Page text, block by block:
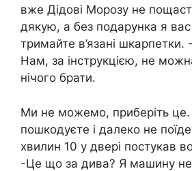
вже Дідові Морозу не
дякую, а без подарунка я
тримайте в’язані
Нам, за інструкцією, не
нічого брати.
Ми не можемо, приберіть
пошкодуєте і далеко не
хвилин 10 у двері постукав
-Це що за дива? Я машину